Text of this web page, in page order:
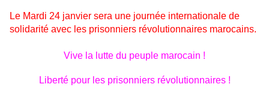
Le Mardi 24 janvier sera une journée internationale de
solidarité avec les prisonniers révolutionnaires marocains.
Vive la lutte du peuple marocain !
Liberté pour les prisonniers révolutionnaires !